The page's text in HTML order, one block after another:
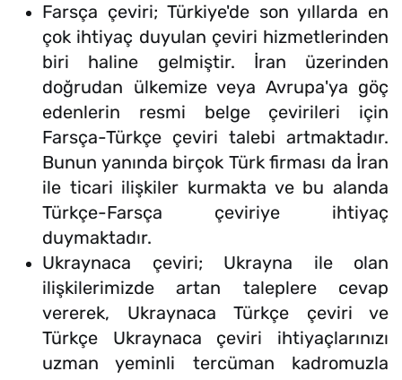
Farsça çeviri; Türkiye'de son yıllarda en
çok ihtiyaç duyulan çeviri hizmetlerinden
biri haline gelmiştir. İran üzerinden
doğrudan ülkemize veya Avrupa'ya göç
edenlerin resmi belge çevirileri için
Farsça-Türkçe çeviri talebi artmaktadır.
Bunun yanında birçok Türk firması da İran
ile ticari ilişkiler kurmakta ve bu alanda
Türkçe-Farsça çeviriye ihtiyaç
duymaktadır.
Ukraynaca çeviri; Ukrayna ile olan
ilişkilerimizde artan taleplere cevap
vererek, Ukraynaca Türkçe çeviri ve
Türkçe Ukraynaca çeviri ihtiyaçlarınızı
uzman yeminli tercüman kadromuzla